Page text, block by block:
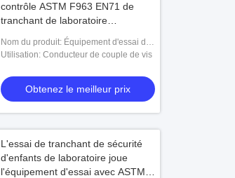
contrôle ASTM F963 EN71 de
tranchant de laboratoire
d'équipement d'essai
Nom du produit: Équipement d'essai de
jouets
Utilisation: Conducteur de couple de vis
Obtenez le meilleur prix
L'essai de tranchant de sécurité
d'enfants de laboratoire joue
l'équipement d'essai avec ASTM